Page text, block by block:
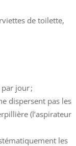
de toilette,
jour ;
dispersent pas les
(l’aspirateur
les